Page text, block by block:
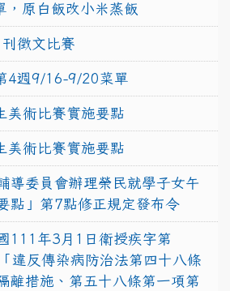
原白飯改小米蒸飯
徵文比賽
4週9/16-9/20菜單
美術比賽實施要點
美術比賽實施要點
導委員會辦理榮民就學子女午
點」第7點修正規定發布令
111年3月1日衛授疾字第
違反傳染病防治法第四十八條
離措施、第五十八條第一項第